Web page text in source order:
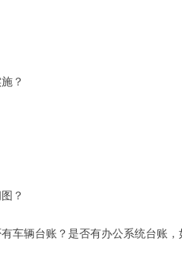
？
？
车辆台账？是否有办公系统台账